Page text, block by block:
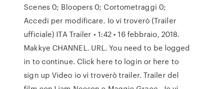
Scenes 0; Bloopers 0; Cortometraggi 0;
Accedi per modificare. Io vi troverò (Trailer
ufficiale) ITA Trailer • 1:42 • 16 febbraio, 2018.
Makkye CHANNEL. URL. You need to be logged
in to continue. Click here to login or here to
sign up Video io vi troverò trailer. Trailer del